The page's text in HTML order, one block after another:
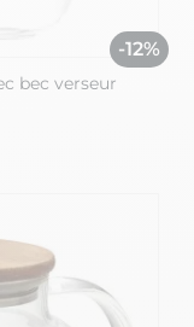
-12%
bec verseur